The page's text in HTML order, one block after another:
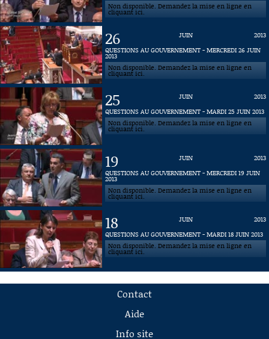
Non disponible. Demandez la mise en ligne en
cliquant ici.
26 JUIN
2013
QUESTIONS AU GOUVERNEMENT - MERCREDI 26 JUIN
2013
Non disponible. Demandez la mise en ligne en
cliquant ici.
25 JUIN
2013
QUESTIONS AU GOUVERNEMENT - MARDI 25 JUIN 2013
Non disponible. Demandez la mise en ligne en
cliquant ici.
19 JUIN
2013
QUESTIONS AU GOUVERNEMENT - MERCREDI 19 JUIN
2013
Non disponible. Demandez la mise en ligne en
cliquant ici.
18 JUIN
2013
QUESTIONS AU GOUVERNEMENT - MARDI 18 JUIN 2013
Non disponible. Demandez la mise en ligne en
cliquant ici.
Contact
Aide
Info site